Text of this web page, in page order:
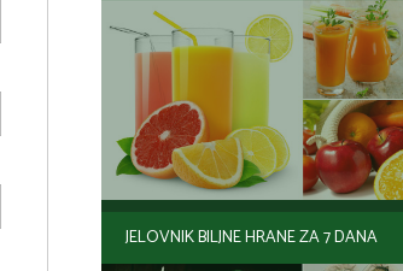
JELOVNIK BILJNE HRANE ZA 7 DANA